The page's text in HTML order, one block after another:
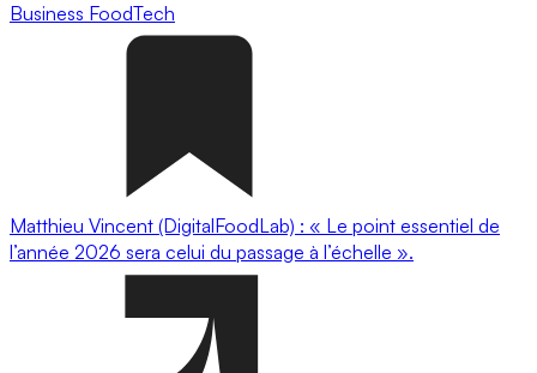
Business FoodTech
Matthieu Vincent (DigitalFoodLab) : « Le point essentiel de
l’année 2026 sera celui du passage à l’échelle ».